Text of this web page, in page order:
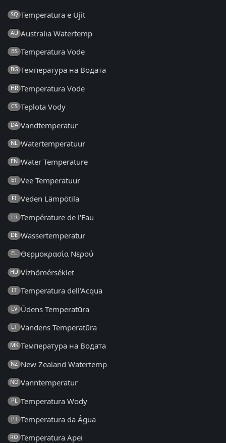
SQ Temperatura e Ujit
AU Australia Watertemp
BS Temperatura Vode
BG Температура на Водата
HR Temperatura Vode
CS Teplota Vody
DA Vandtemperatur
NL Watertemperatuur
EN Water Temperature
ET Vee Temperatuur
FI Veden Lämpötila
FR Température de l'Eau
DE Wassertemperatur
EL Θερμοκρασία Νερού
HU Vízhőmérséklet
IT Temperatura dell'Acqua
LV Ūdens Temperatūra
LT Vandens Temperatūra
MK Температура на Водата
NZ New Zealand Watertemp
NO Vanntemperatur
PL Temperatura Wody
PT Temperatura da Água
RO Temperatura Apei